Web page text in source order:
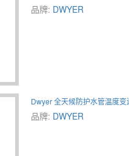
品牌: DWYER
Dwyer 全天候防护水管温度变
品牌: DWYER